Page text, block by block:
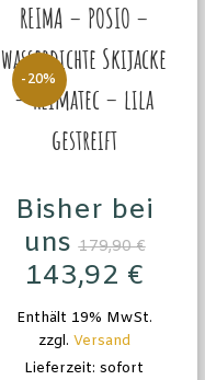
-20%
REIMA – POSIO –
wasserdichte Skijacke
– Reimatec – lila
gestreift
Bisher bei
uns 179,90€
143,92 €
Enthält 19% MwSt.
zzgl. Versand
Lieferzeit: sofort